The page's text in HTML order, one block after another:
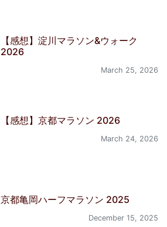
【感想】淀川マラソン&ウォーク
2026
March 25, 2026
【感想】京都マラソン 2026
March 24, 2026
京都亀岡ハーフマラソン 2025
December 15, 2025